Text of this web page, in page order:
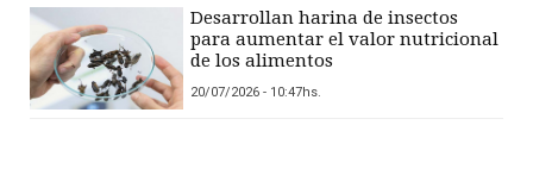
Desarrollan harina de insectos
para aumentar el valor nutricional
de los alimentos
20/07/2026 - 10:47hs.